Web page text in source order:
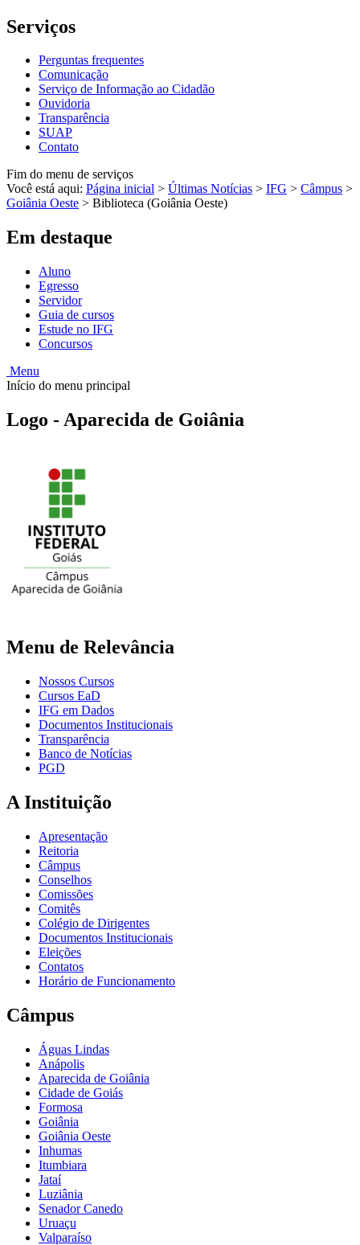
Serviços
Perguntas frequentes
Comunicação
Serviço de Informação ao Cidadão
Ouvidoria
Transparência
SUAP
Contato
Fim do menu de serviços
Você está aqui: Página inicial > Últimas Notícias > IFG > Câmpus >
Goiânia Oeste > Biblioteca (Goiânia Oeste)
Em destaque
Aluno
Egresso
Servidor
Guia de cursos
Estude no IFG
Concursos
Menu
Início do menu principal
Logo - Aparecida de Goiânia
Menu de Relevância
Nossos Cursos
Cursos EaD
IFG em Dados
Documentos Institucionais
Transparência
Banco de Notícias
PGD
A Instituição
Apresentação
Reitoria
Câmpus
Conselhos
Comissões
Comitês
Colégio de Dirigentes
Documentos Institucionais
Eleições
Contatos
Horário de Funcionamento
Câmpus
Águas Lindas
Anápolis
Aparecida de Goiânia
Cidade de Goiás
Formosa
Goiânia
Goiânia Oeste
Inhumas
Itumbiara
Jataí
Luziânia
Senador Canedo
Uruaçu
Valparaíso